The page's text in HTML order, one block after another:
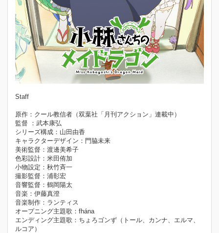
Staff
原作：クール教信者（双葉社「月刊アクション」連載中）
監督 ：武本康弘
シリーズ構成：山田由香
キャラクターデザイン：門脇未来
美術監督：渡邊美希子
色彩設計：米田侑加
小物設定：秋竹斉一
撮影監督：浦彰宏
音響監督：鶴岡陽太
音楽：伊藤真澄
音楽制作：ランティス
オープニング主題歌：fhána
エンディング主題歌：ちょろゴンず（トール、カンナ、エルマ、
ルコア）